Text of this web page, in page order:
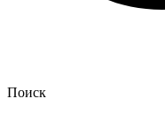
Поиск